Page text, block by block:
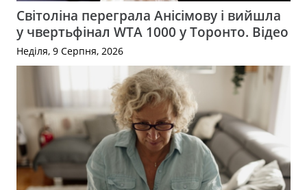
Світоліна переграла Анісімову і вийшла
у чвертьфінал WTA 1000 у Торонто. Відео
Неділя, 9 Серпня, 2026